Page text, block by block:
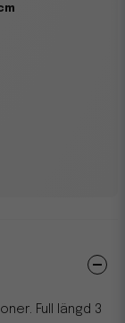
Full längd 3